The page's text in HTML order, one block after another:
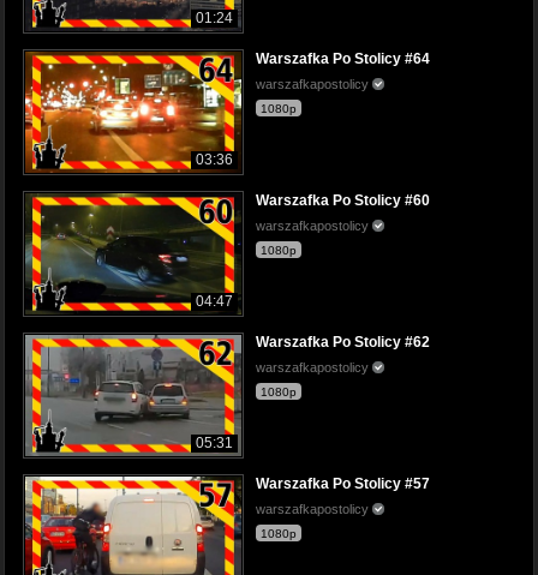
01:24
03:36
Warszafka Po Stolicy #64
warszafkapostolicy
1080p
04:47
Warszafka Po Stolicy #60
warszafkapostolicy
1080p
05:31
Warszafka Po Stolicy #62
warszafkapostolicy
1080p
Warszafka Po Stolicy #57
warszafkapostolicy
1080p